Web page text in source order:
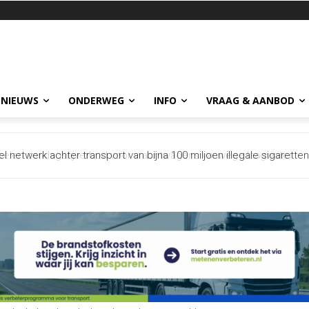
ONDERWEG INFO VRAAG & AANBOD
netwerk achter transport van bijna 100 miljoen illegale sigaretten